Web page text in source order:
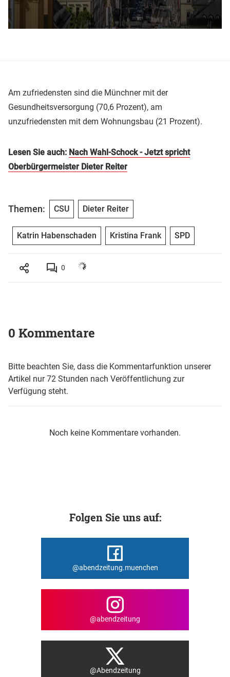
Am zufriedensten sind die Münchner mit der
Gesundheitsversorgung (70,6 Prozent), am
unzufriedensten mit dem Wohnungsbau (21 Prozent).
Lesen Sie auch: Nach Wahl-Schock - Jetzt spricht
Oberbürgermeister Dieter Reiter
Themen: CSU Dieter Reiter
Katrin Habenschaden Kristina Frank SPD
0
0 Kommentare
Bitte beachten Sie, dass die Kommentarfunktion unserer
Artikel nur 72 Stunden nach Veröffentlichung zur
Verfügung steht.
Noch keine Kommentare vorhanden.
Folgen Sie uns auf:
@abendzeitung.muenchen
@abendzeitung
@Abendzeitung